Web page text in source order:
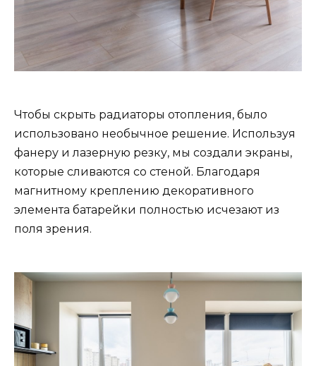
Чтобы скрыть радиаторы отопления, было
использовано необычное решение. Используя
фанеру и лазерную резку, мы создали экраны,
которые сливаются со стеной. Благодаря
магнитному креплению декоративного
элемента батарейки полностью исчезают из
поля зрения.